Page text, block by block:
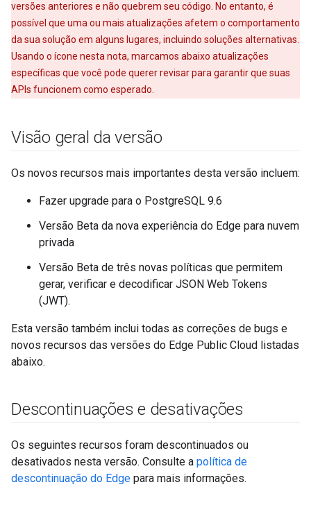
versões anteriores e não quebrem seu código. No entanto, é
possível que uma ou mais atualizações afetem o comportamento
da sua solução em alguns lugares, incluindo soluções alternativas.
Usando o ícone nesta nota, marcamos abaixo atualizações
específicas que você pode querer revisar para garantir que suas
APIs funcionem como esperado.
Visão geral da versão
Os novos recursos mais importantes desta versão incluem:
Fazer upgrade para o PostgreSQL 9.6
Versão Beta da nova experiência do Edge para nuvem
privada
Versão Beta de três novas políticas que permitem
gerar, verificar e decodificar JSON Web Tokens
(JWT).
Esta versão também inclui todas as correções de bugs e
novos recursos das versões do Edge Public Cloud listadas
abaixo.
Descontinuações e desativações
Os seguintes recursos foram descontinuados ou
desativados nesta versão. Consulte a política de
descontinuação do Edge para mais informações.